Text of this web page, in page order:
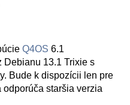
Q4OS 6.1
Debianu 13.1 Trixie s
Bude k dispozícii len pre
odporúča staršia verzia